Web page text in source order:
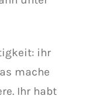
ihr
mache
Ihr habt